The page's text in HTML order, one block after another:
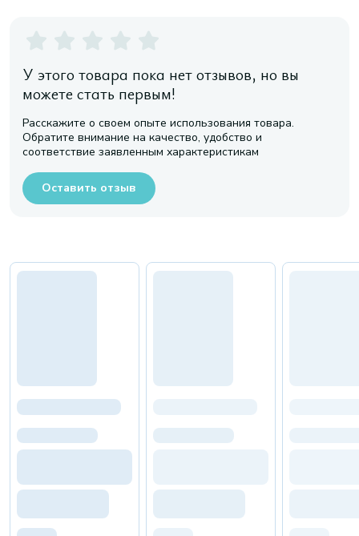
У этого товара пока нет отзывов, но вы
можете стать первым!
Расскажите о своем опыте использования товара.
Обратите внимание на качество, удобство и
соответствие заявленным характеристикам
Оставить отзыв